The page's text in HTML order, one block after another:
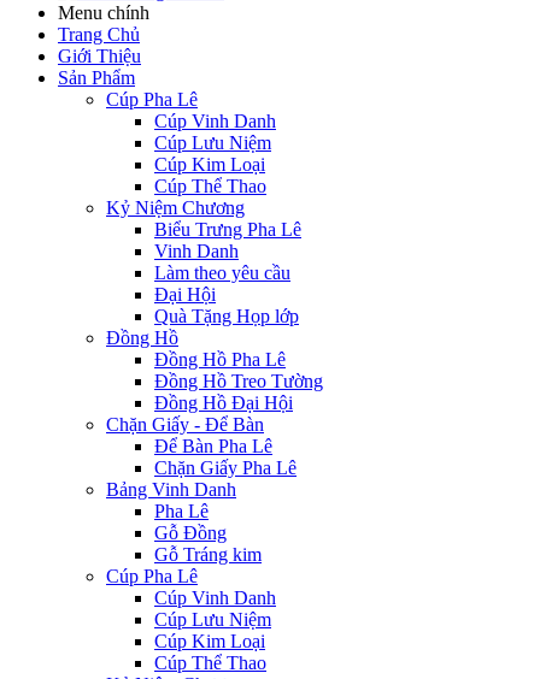
Menu chính
Trang Chủ
Giới Thiệu
Sản Phẩm
Cúp Pha Lê
Cúp Vinh Danh
Cúp Lưu Niệm
Cúp Kim Loại
Cúp Thể Thao
Kỷ Niệm Chương
Biểu Trưng Pha Lê
Vinh Danh
Làm theo yêu cầu
Đại Hội
Quà Tặng Họp lớp
Đồng Hồ
Đồng Hồ Pha Lê
Đồng Hồ Treo Tường
Đồng Hồ Đại Hội
Chặn Giấy - Để Bàn
Để Bàn Pha Lê
Chặn Giấy Pha Lê
Bảng Vinh Danh
Pha Lê
Gỗ Đồng
Gỗ Tráng kim
Cúp Pha Lê
Cúp Vinh Danh
Cúp Lưu Niệm
Cúp Kim Loại
Cúp Thể Thao